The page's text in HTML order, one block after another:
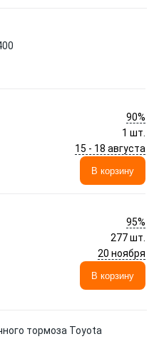
90%
1 шт.
15 - 18 августа
В корзину
95%
277 шт.
20 ноября
В корзину
тормоза Toyota